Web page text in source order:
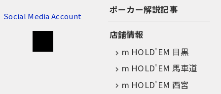
Social Media Account
ポーカー解説記事
店舗情報
m HOLD'EM 目黒
m HOLD'EM 馬車道
m HOLD'EM 西宮